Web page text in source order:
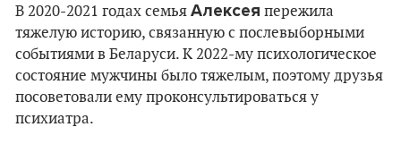
В 2020-2021 годах семья Алексея пережила
тяжелую историю, связанную с послевыборными
событиями в Беларуси. К 2022-му психологическое
состояние мужчины было тяжелым, поэтому друзья
посоветовали ему проконсультироваться у
психиатра.